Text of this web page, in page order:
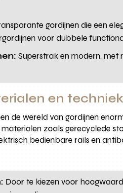
gordijnen die een
voor dubbele
Superstrak en modern, met
en
de wereld van gordijnen
zoals gerecyclede
bedienbare rails en
Door te kiezen voor